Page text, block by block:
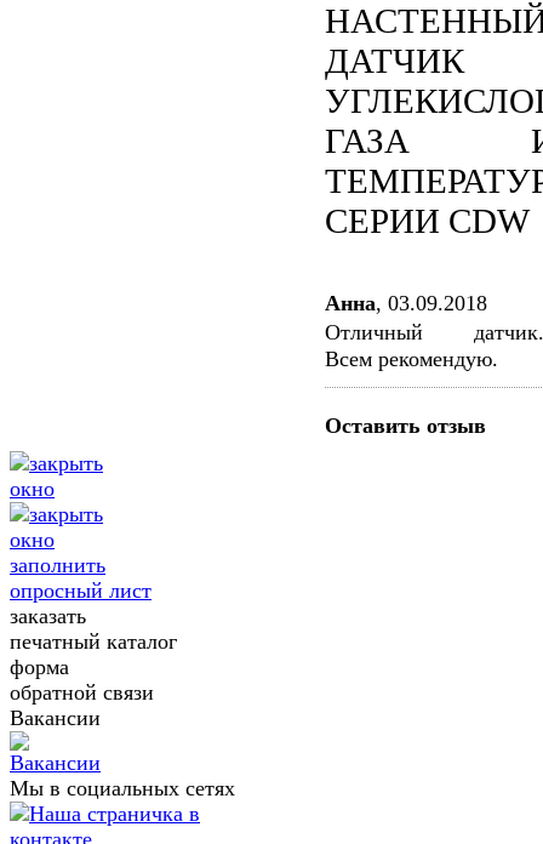
ДАТЧИК
ГАЗА
СЕРИИ CDW
Анна, 03.09.2018
Отличный датчик.
Всем рекомендую.
Оставить отзыв
заполнить
опросный лист
заказать
печатный каталог
форма
обратной связи
Вакансии
Мы в социальных сетях